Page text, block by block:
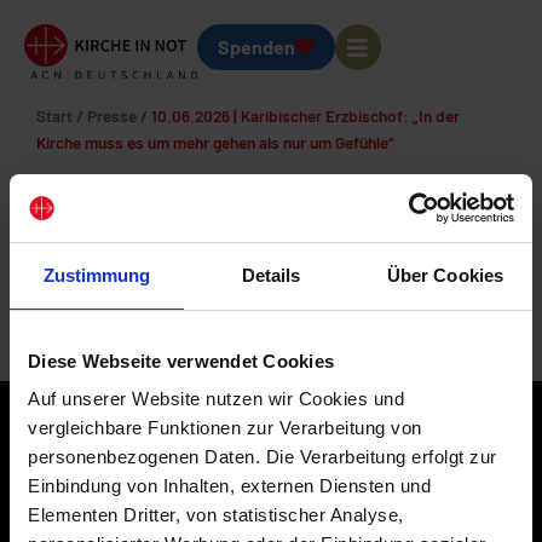
Zustimmung Details Über Cookies
Diese Webseite verwendet Cookies
Auf unserer Website nutzen wir Cookies und
vergleichbare Funktionen zur Verarbeitung von
personenbezogenen Daten. Die Verarbeitung erfolgt zur
Einbindung von Inhalten, externen Diensten und
Elementen Dritter, von statistischer Analyse,
Spenden
Start / Presse / 10.06.2026 | Karibischer Erzbischof: „In der
Kirche muss es um mehr gehen als nur um Gefühle“
10.06.2026 | Karibischer
Erzbischof: „In der Kirche
muss es um mehr gehen als
KIRCHE IN NOT/Ostpriesterhilfe Deutschland e. V.